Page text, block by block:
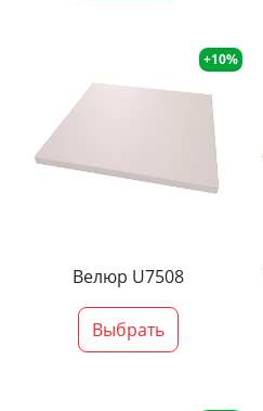
+10%
Велюр U7508
Выбрать